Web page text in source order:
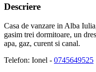
Descriere
Casa de vanzare in Alba
gasim trei dormitoare, un
apa, gaz, curent si canal.
Telefon: Ionel - 0745649525